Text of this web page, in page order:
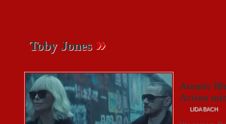
Toby Jones »
Atomic
Action
LIDA BACH